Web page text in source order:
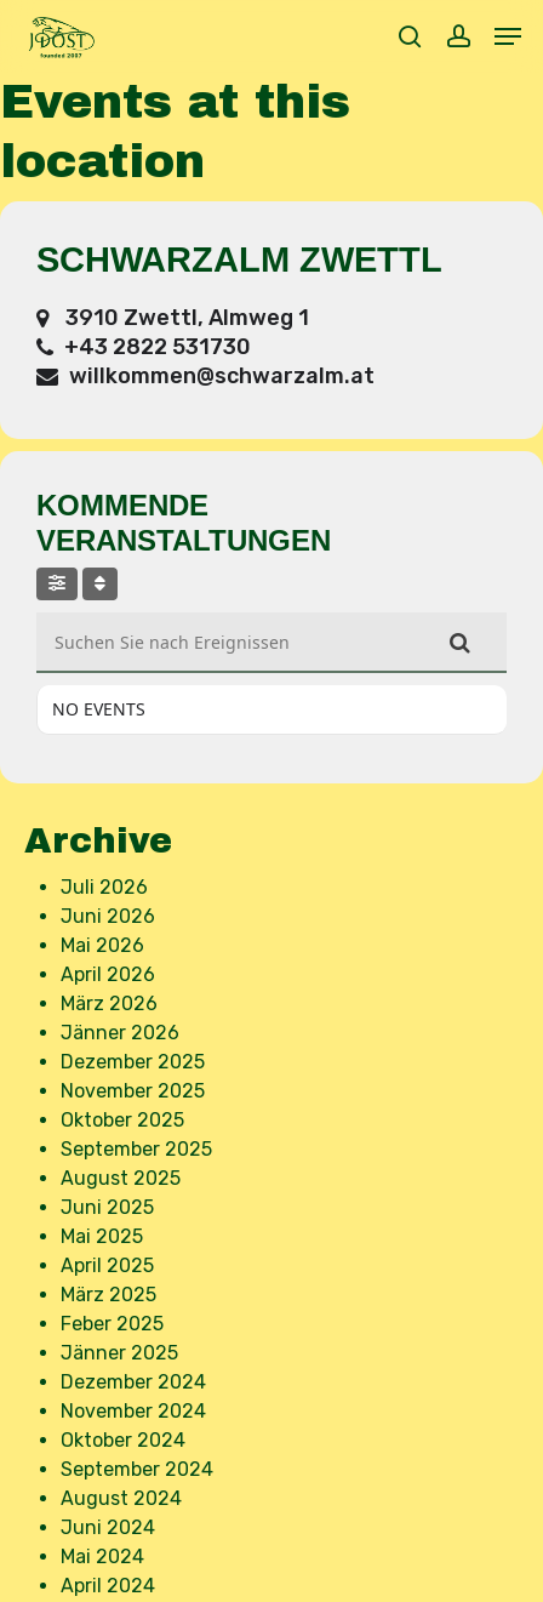
Skip
content
search
Events at this
location
SCHWARZALM ZWETTL
3910 Zwettl, Almweg 1
+43 2822 531730
willkommen@schwarzalm.at
KOMMENDE
VERANSTALTUNGEN
NO EVENTS
Archive
Juli 2026
Juni 2026
Mai 2026
April 2026
März 2026
Jänner 2026
Dezember 2025
November 2025
Oktober 2025
September 2025
August 2025
Juni 2025
Mai 2025
April 2025
März 2025
Feber 2025
Jänner 2025
Dezember 2024
November 2024
Oktober 2024
September 2024
August 2024
Juni 2024
Mai 2024
April 2024